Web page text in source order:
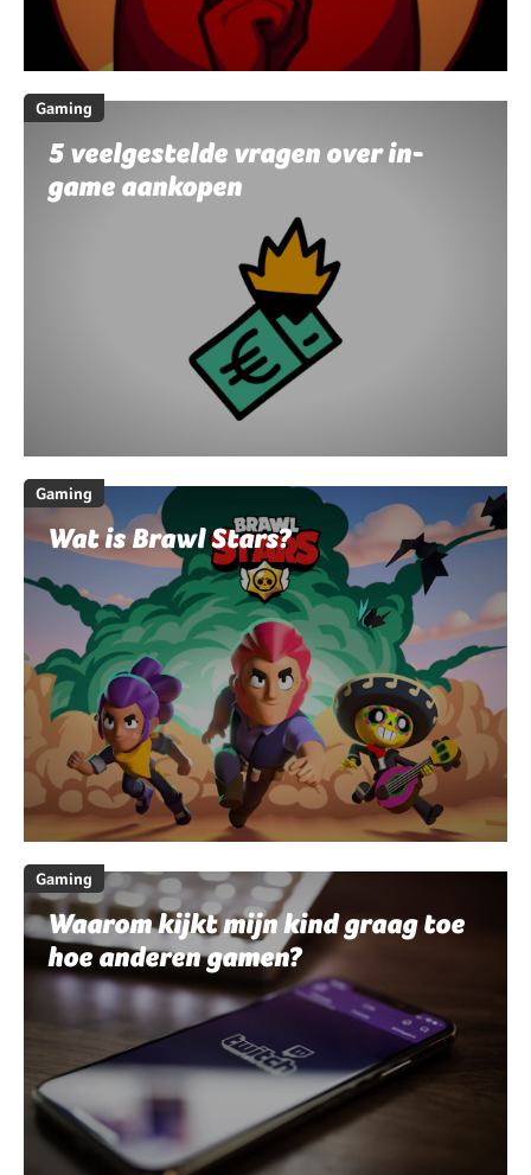
Gaming
5 veelgestelde vragen over in-
game aankopen
Gaming
Wat is Brawl Stars?
Gaming
Waarom kijkt mijn kind graag toe
hoe anderen gamen?